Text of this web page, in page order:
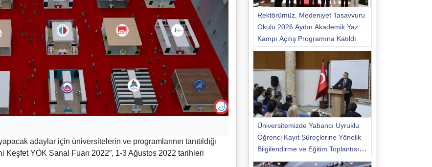
adaylar için üniversitelerin ve programlarının tanıtıldığı
Keşfet YÖK Sanal Fuarı 2022”, 1-3 Ağustos 2022 tarihleri
Rektörümüz, Medeniyet Tasavvuru
Okulu 2026 Aydın Akademik Yaz
Kampı Açılış Programına Katıldı
Üniversitemizde Yabancı Uyruklu
Öğrenci Kayıt Süreçlerine Yönelik
Bilgilendirme ve Eğitim Toplantısı
Düzenlendi